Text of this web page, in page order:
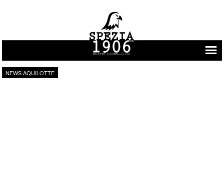
Vai al contenuto
NEWS AQUILOTTE